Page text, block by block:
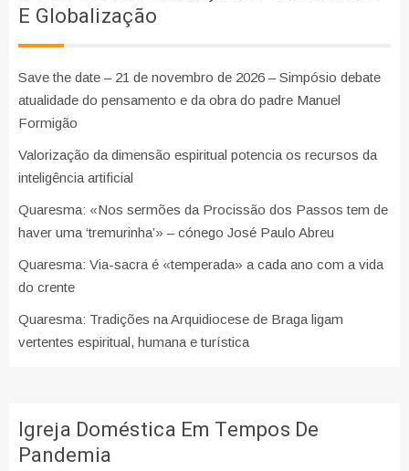
E Globalização
Save the date – 21 de novembro de 2026 – Simpósio debate
atualidade do pensamento e da obra do padre Manuel
Formigão
Valorização da dimensão espiritual potencia os recursos da
inteligência artificial
Quaresma: «Nos sermões da Procissão dos Passos tem de
haver uma ‘tremurinha’» – cónego José Paulo Abreu
Quaresma: Via-sacra é «temperada» a cada ano com a vida
do crente
Quaresma: Tradições na Arquidiocese de Braga ligam
vertentes espiritual, humana e turística
Igreja Doméstica Em Tempos De
Pandemia